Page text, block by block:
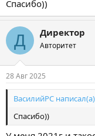
Спасибо))
Д Директор
Авторитет
28 Авг 2025
ВасилийРС
Спасибо))